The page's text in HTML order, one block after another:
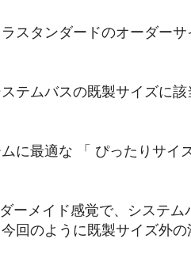
スタンダードのオーダー
テムバスの既製サイズに
に最適な 「 ぴったりサイ
ーメイド感覚で、システ
回のように既製サイズ外